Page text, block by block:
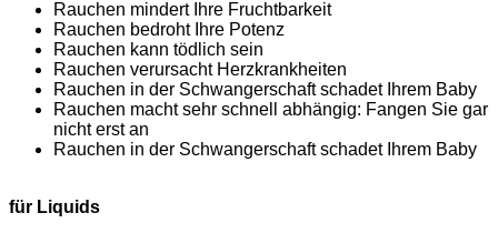
Rauchen mindert Ihre Fruchtbarkeit
Rauchen bedroht Ihre Potenz
Rauchen kann tödlich sein
Rauchen verursacht Herzkrankheiten
Rauchen in der Schwangerschaft schadet Ihrem Baby
Rauchen macht sehr schnell abhängig: Fangen Sie gar
nicht erst an
Rauchen in der Schwangerschaft schadet Ihrem Baby
für Liquids